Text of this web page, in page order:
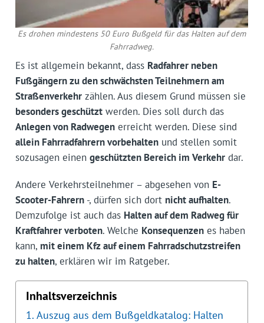
Es drohen mindestens 50 Euro Bußgeld für das Halten auf dem
Fahrradweg.
Es ist allgemein bekannt, dass Radfahrer neben
Fußgängern zu den schwächsten Teilnehmern am
Straßenverkehrzählen. Aus diesem Grund müssen sie
besonders geschütztwerden. Dies soll durch das
Anlegen von Radwegenerreicht werden. Diese sind
allein Fahrradfahrern vorbehaltenund stellen somit
sozusagen einen geschützten Bereich im Verkehrdar.
Andere Verkehrsteilnehmer – abgesehen von E-
Scooter-Fahrern-, dürfen sich dort nicht aufhalten.
Demzufolge ist auch das Halten auf dem Radweg für
Kraftfahrer verboten. Welche Konsequenzenes haben
kann, mit einem Kfz auf einem Fahrradschutzstreifen
zu halten, erklären wir im Ratgeber.
Inhaltsverzeichnis
Auszug aus dem Bußgeld­katalog: Halten